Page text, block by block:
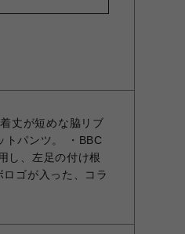
丈が短めな脇リブ
トパンツ。 ・BBC
し、左足の付け根
ゴが入った、コラ